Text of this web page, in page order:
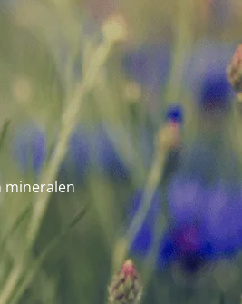
mineralen